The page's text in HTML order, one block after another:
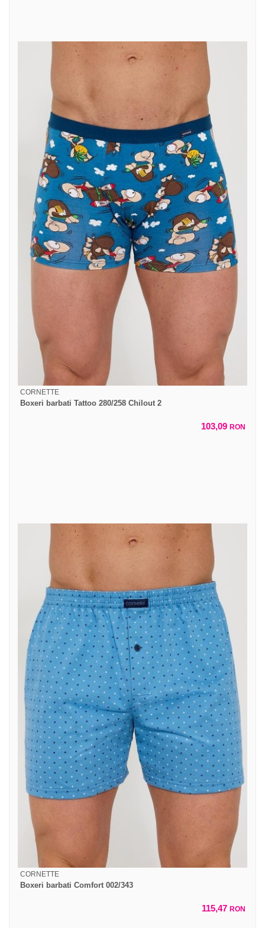
CORNETTE
Boxeri barbati Tattoo 280/258 Chilout 2
103,09 RON
CORNETTE
Boxeri barbati Comfort 002/343
115,47 RON